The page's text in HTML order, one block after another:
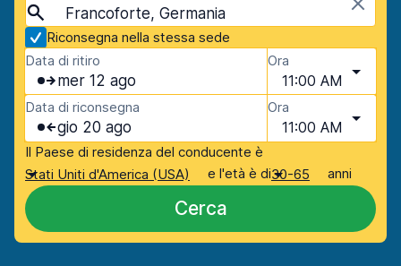
Francoforte, Germania
Riconsegna nella stessa sede
Data di ritiro
mer 12 ago
Ora
11:00 AM
Data di riconsegna
gio 20 ago
Ora
11:00 AM
Il Paese di residenza del conducente è
Stati Uniti d'America (USA)
e l'età è di30-65 anni
Cerca